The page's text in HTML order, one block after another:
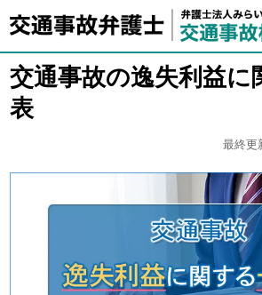
交通事故の逸失利益に
表
最終